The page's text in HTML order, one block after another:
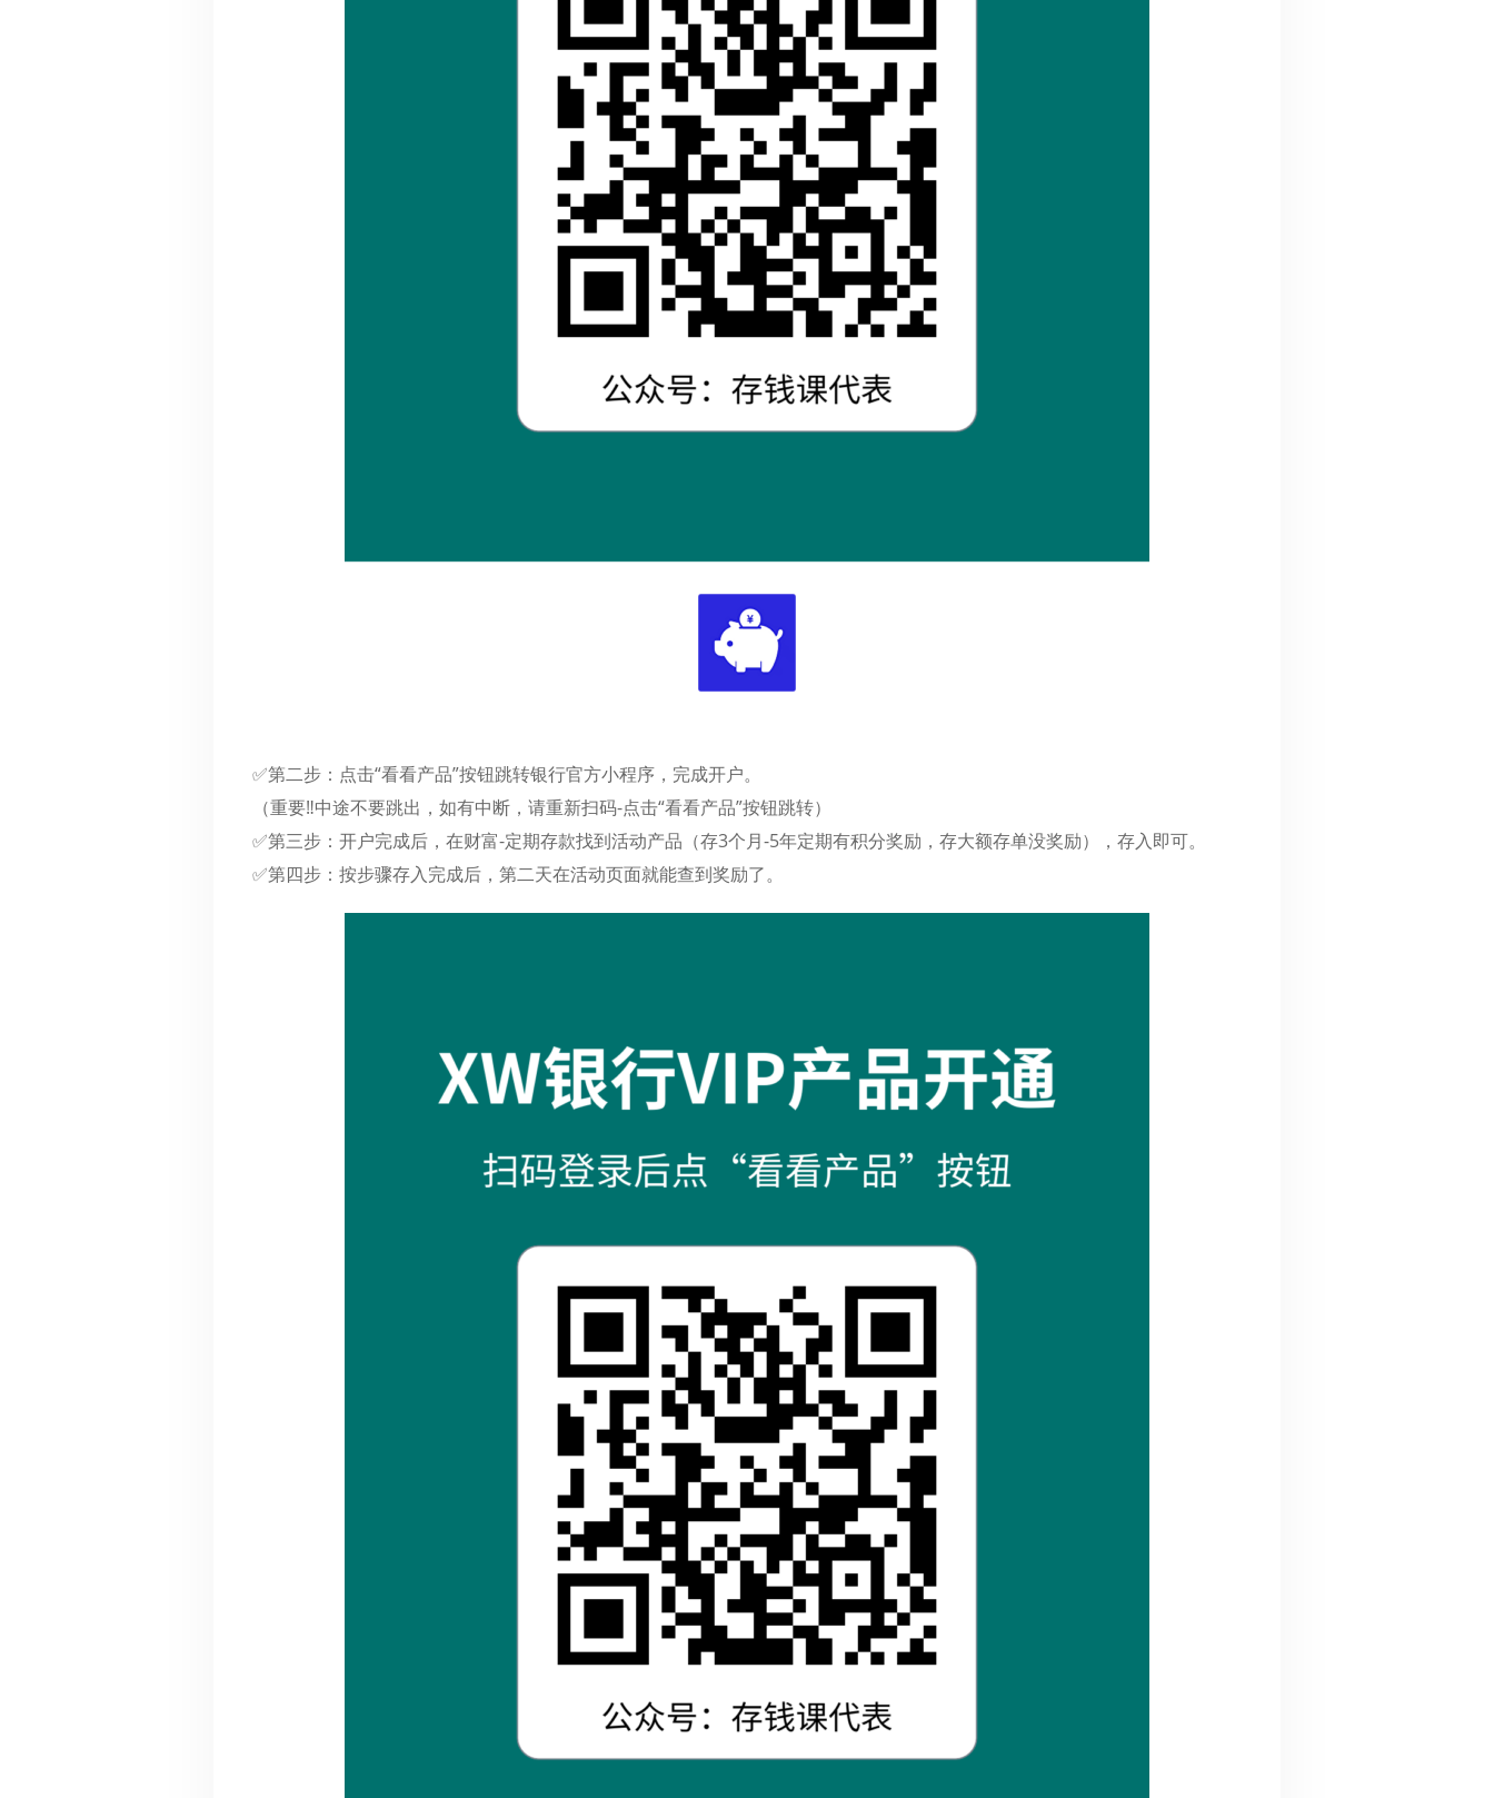
✅第二步：点击“看看产品”按钮跳转银行官方小程序，完成开户。
（重要‼️中途不要跳出，如有中断，请重新扫码-点击“看看产品”按钮跳转）
✅第三步：开户完成后，在财富-定期存款找到活动产品（存3个月-5年定期有积分奖励，存大额存单没奖励），存入即可。
✅第四步：按步骤存入完成后，第二天在活动页面就能查到奖励了。